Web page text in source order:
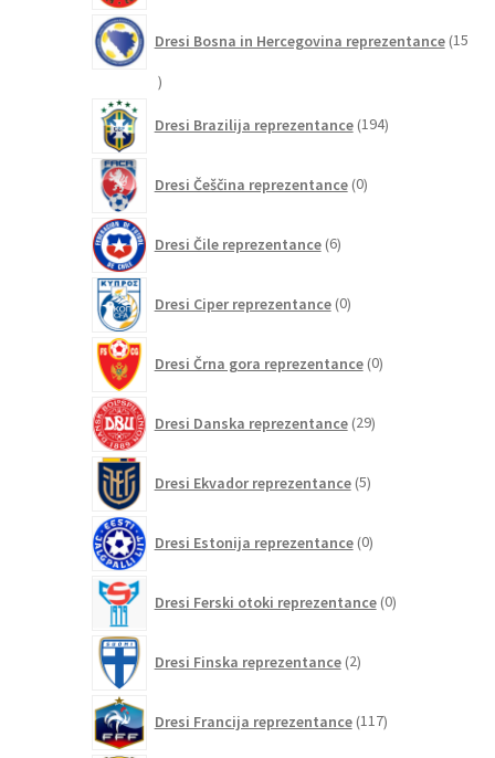
Dresi Bosna in Hercegovina reprezentance 15
15
Dresi Brazilija reprezentance 194izdelkov
Dresi Češčina reprezentance 0izdelkov
Dresi Čile reprezentance 6izdelkov
Dresi Ciper reprezentance 0izdelkov
Dresi Črna gora reprezentance 0izdelkov
Dresi Danska reprezentance 29izdelkov
Dresi Ekvador reprezentance 5izdelkov
Dresi Estonija reprezentance 0izdelkov
Dresi Ferski otoki reprezentance 0izdelkov
Dresi Finska reprezentance 2izdelka
Dresi Francija reprezentance 117izdelkov